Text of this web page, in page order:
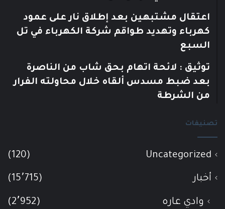
اعتقال مشتبهين بعد إطلاق نار على عمود
كهرباء وتهديد طواقم شركة الكهرباء في تل
السبع
توثيق : لائحة اتهام بحق شاب من الناصرة
بعد ضبط مسدس ألقاه خلال محاولته الفرار
من الشرطة
تصنيفات
Uncategorized
(120)
أخبار (15٬715)
وادي عاره (2٬952)